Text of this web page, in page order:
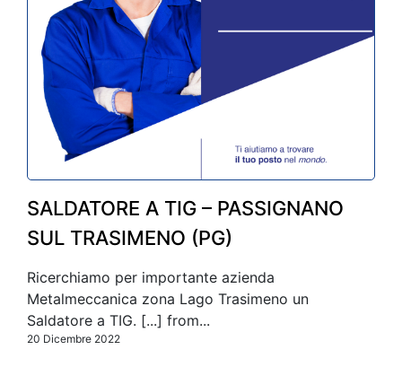
SALDATORE A TIG – PASSIGNANO
SUL TRASIMENO (PG)
Ricerchiamo per importante azienda
Metalmeccanica zona Lago Trasimeno un
Saldatore a TIG. [...] from...
20 Dicembre 2022